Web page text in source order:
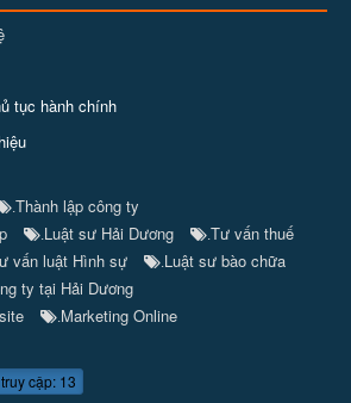
tục hành chính
Thành lập công ty
Luật sư Hải Dương Tư vấn thuế
vấn luật Hình sự Luật sư bào chữa
ty tại Hải Dương
Marketing Online
cập: 13